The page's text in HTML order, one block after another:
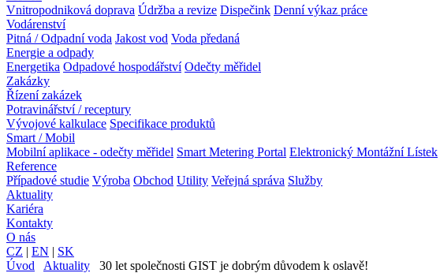
Vnitropodniková doprava Údržba a revize Dispečink Denní výkaz práce
Vodárenství
Pitná / Odpadní voda Jakost vod Voda předaná
Energie a odpady
Energetika Odpadové hospodářství Odečty měřidel
Zakázky
Řízení zakázek
Potravinářství / receptury
Vývojové kalkulace Specifikace produktů
Smart / Mobil
Mobilní aplikace - odečty měřidel Smart Metering Portal Elektronický Montážní Lístek
Reference
Případové studie Výroba Obchod Utility Veřejná správa Služby
Aktuality
Kariéra
Kontakty
O nás
CZ | EN | SK
Úvod
Aktuality 30 let společnosti GIST je dobrým důvodem k oslavě!